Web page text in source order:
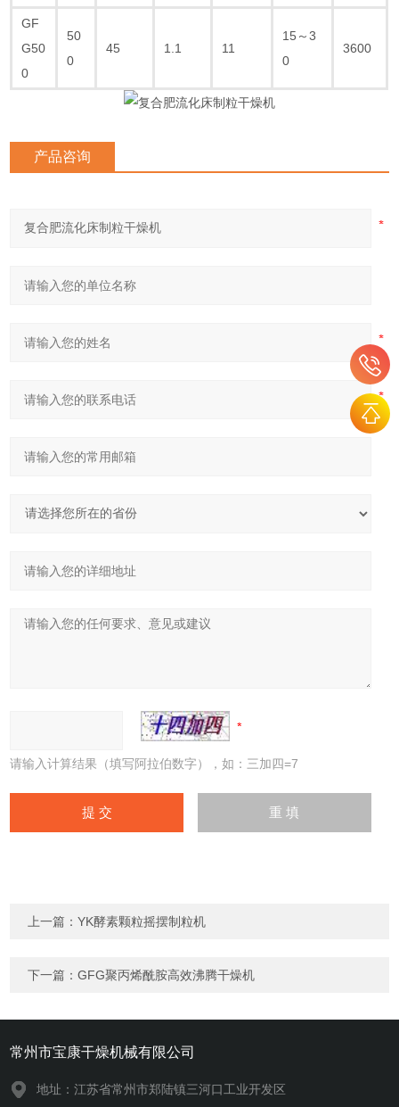
GF
G50
0
50
0
45 1.1 11
15～3
0
3600
产品咨询
请输入计算结果（填写阿拉伯数字），如：三加四=7
上一篇：YK酵素颗粒摇摆制粒机
下一篇：GFG聚丙烯酰胺高效沸腾干燥机
常州市宝康干燥机械有限公司
地址：江苏省常州市郑陆镇三河口工业开发区